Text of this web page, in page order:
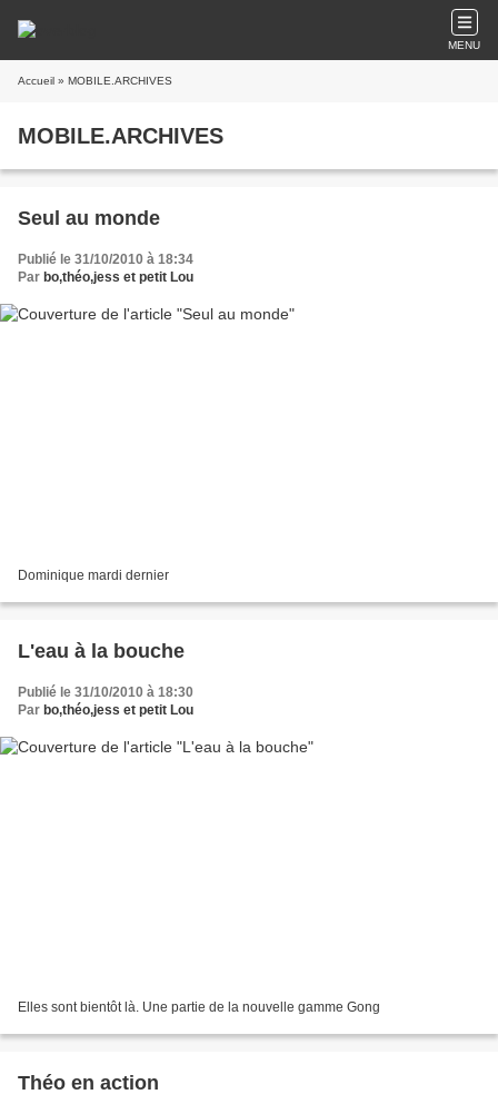
MENU
Accueil » MOBILE.ARCHIVES
MOBILE.ARCHIVES
Seul au monde
Publié le 31/10/2010 à 18:34
Par bo,théo,jess et petit Lou
Dominique mardi dernier
L'eau à la bouche
Publié le 31/10/2010 à 18:30
Par bo,théo,jess et petit Lou
Elles sont bientôt là. Une partie de la nouvelle gamme Gong
Théo en action